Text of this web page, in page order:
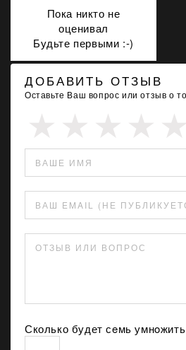
Пока никто не
оценивал
Будьте первыми :-)
ДОБАВИТЬ ОТЗЫВ
Оставьте Ваш вопрос или отзыв о
ВАШЕ ИМЯ
ВАШ EMAIL (НЕ
ОТЗЫВ ИЛИ ВОПРОС
Сколько будет сeмь